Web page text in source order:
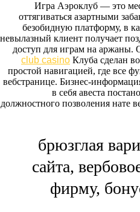
Игра Аэроклуб — это
оттягиваться азартными
безобидную платформу, в
невылазный клиент получает
доступ для играм на
club casino Клуба сделан
простой навигацией, где все
вебстранице. Бизнес-
в себя авеста
должностного позволения нате
брюзглая
сайта,
фирму,